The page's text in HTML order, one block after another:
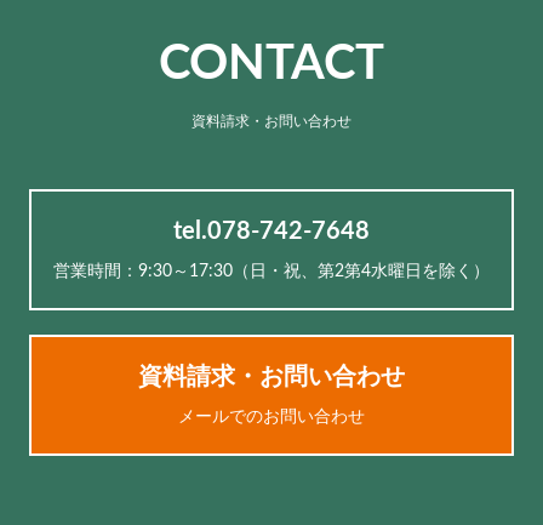
CONTACT
資料請求・お問い合わせ
tel.078-742-7648
営業時間：9:30～17:30（⽇・祝、第2第4水曜日を除く）
資料請求・お問い合わせ
メールでのお問い合わせ